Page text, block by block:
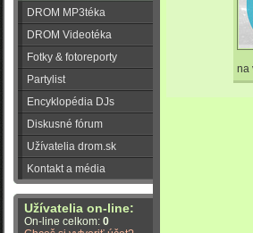
DROM MP3téka
DROM Videotéka
Fotky & fotoreporty
Partylist
Encyklopédia DJs
Diskusné fórum
Užívatelia drom.sk
Kontakt a média
Užívatelia on-line:
On-line celkom: 0
na